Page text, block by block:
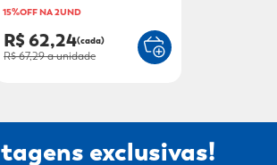
15%OFF NA 2UND
R$ 62,24(cada)
R$ 67,29a unidade
exclusivas!